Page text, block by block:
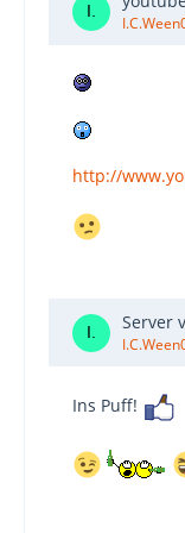
http://
Server
Ins Puff!